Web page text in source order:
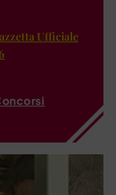
Ufficiale